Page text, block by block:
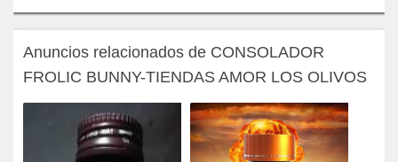
Anuncios relacionados de CONSOLADOR
FROLIC BUNNY-TIENDAS AMOR LOS OLIVOS